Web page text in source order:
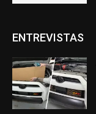
ENTREVISTAS